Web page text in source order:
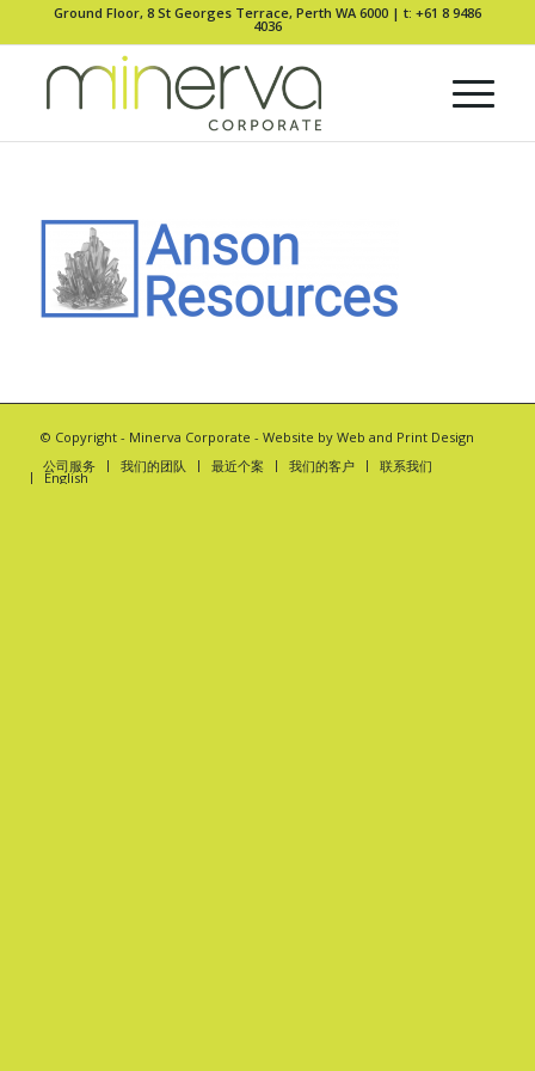
Ground Floor, 8 St Georges Terrace, Perth WA 6000 | t: +61 8 9486
4036
© Copyright - Minerva Corporate - Website by Web and Print Design
公司服务
我们的团队 最近个案 我们的客户 联系我们
English